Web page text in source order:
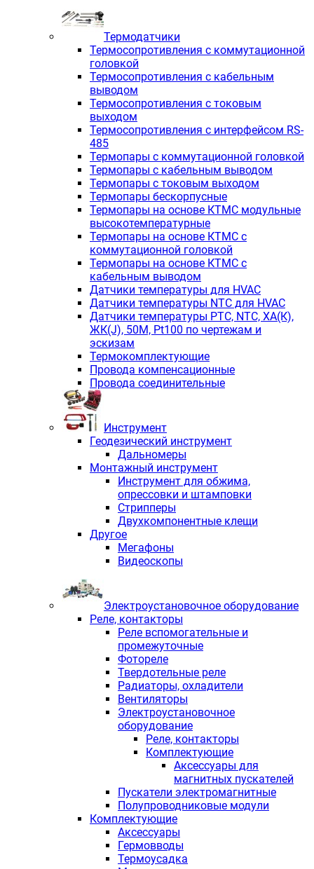
Термодатчики
Термосопротивления с коммутационной
головкой
Термосопротивления с кабельным
выводом
Термосопротивления с токовым
выходом
Термосопротивления с интерфейсом RS-
485
Термопары с коммутационной головкой
Термопары с кабельным выводом
Термопары с токовым выходом
Термопары бескорпусные
Термопары на основе КТМС модульные
высокотемпературные
Термопары на основе КТМС с
коммутационной головкой
Термопары на основе КТМС с
кабельным выводом
Датчики температуры для HVAC
Датчики температуры NTC для HVAC
Датчики температуры PTС, NTC, ХА(К),
ЖК(J), 50М, Pt100 по чертежам и
эскизам
Термокомплектующие
Провода компенсационные
Провода соединительные
Инструмент
Геодезический инструмент
Дальномеры
Монтажный инструмент
Инструмент для обжима,
опрессовки и штамповки
Стрипперы
Двухкомпонентные клещи
Другое
Мегафоны
Видеоскопы
Электроустановочное оборудование
Реле, контакторы
Реле вспомогательные и
промежуточные
Фотореле
Твердотельные реле
Радиаторы, охладители
Вентиляторы
Электроустановочное
оборудование
Реле, контакторы
Комплектующие
Аксессуары для
магнитных пускателей
Пускатели электромагнитные
Полупроводниковые модули
Комплектующие
Аксессуары
Гермовводы
Термоусадка